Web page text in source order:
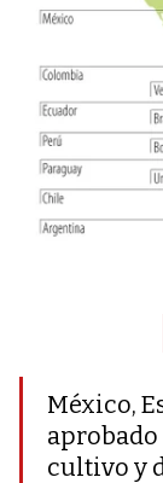
México,
aprobado
cultivo y